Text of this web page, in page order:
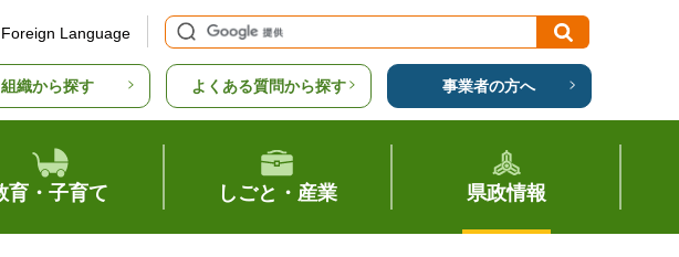
Foreign Language
組織から探す よくある質問から探す 事業者の方へ
育・子育て しごと・産業 県政情報